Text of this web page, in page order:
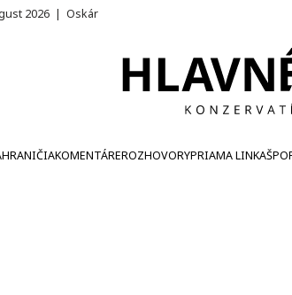
2026 | Oskár
KOMENTÁREROZHOVORYPRIAMA LINKA